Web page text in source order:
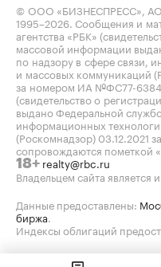
© ООО «БИЗНЕСПРЕСС»,
1995–2026 . Сообщения и
агентства «РБК»
массовой информации
по надзору в сфере связи,
и массовых коммуникаций
за номером ИА №ФС77-
(свидетельство о
выдано Федеральной
информационных
(Роскомнадзор)
сопровождаются пометкой
18+ realty@rbc.ru
Владельцем сайта является
Данные предоставлены:
биржа
Индексы облигаций